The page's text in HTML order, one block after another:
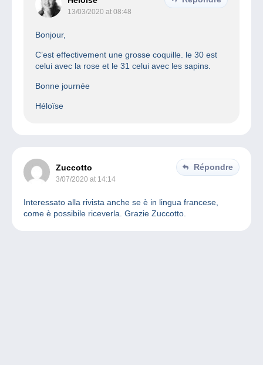
13/03/2020 at 08:48
Bonjour,
C’est effectivement une grosse coquille. le 30 est
celui avec la rose et le 31 celui avec les sapins.
Bonne journée
Héloïse
Zuccotto
3/07/2020 at 14:14
Répondre
Interessato alla rivista anche se è in lingua francese,
come è possibile riceverla. Grazie Zuccotto.